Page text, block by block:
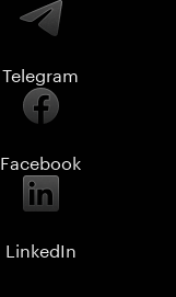
Telegram
Facebook
LinkedIn